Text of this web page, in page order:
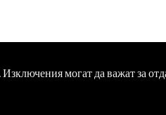
могат да важат за